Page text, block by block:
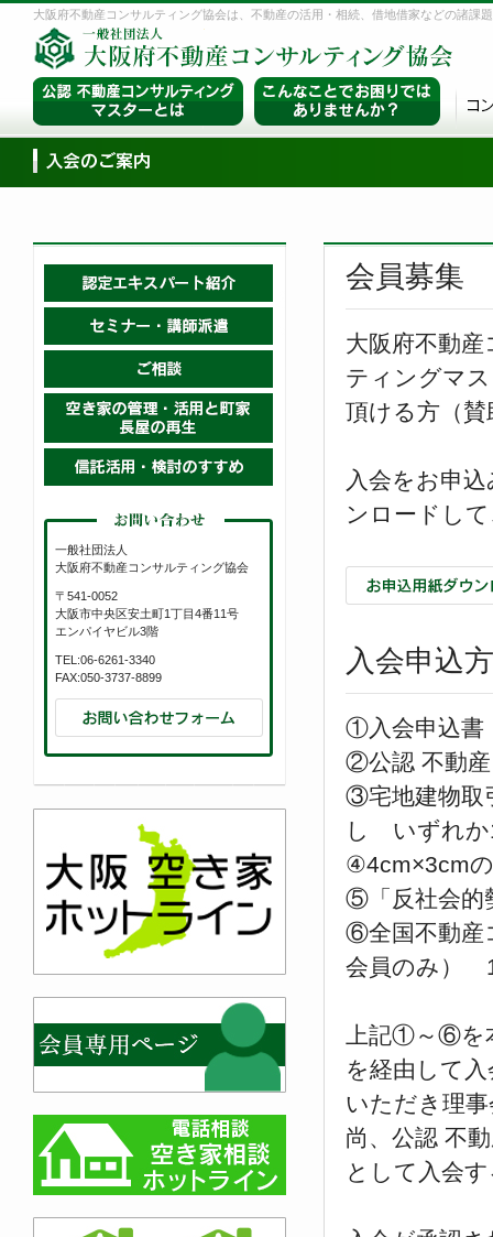
大阪府不動産コンサルティング協会は、不動産の活用・相続、借地借家などの諸課
会員募集
大阪府不動
ティングマ
頂ける方（
入会をお申
ンロードし
入会申込
①入会申込
②公認 不動
③宅地建物取
し いずれか
④4cm×3cm
⑤「反社会的
⑥全国不動産
会員のみ）
上記①～⑥を
を経由して
いただき理
尚、公認 不
として入会
一般社団法人
大阪府不動産コンサルティング協会
〒541-0052
大阪市中央区安土町1丁目4番11号
エンパイヤビル3階
TEL:06-6261-3340
FAX:050-3737-8899